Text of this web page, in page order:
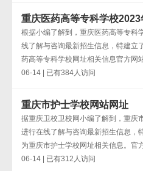
重庆医药高等专科学校
根据小编了解到，重庆医药高等专科
线了解与咨询最新招生信息，特建立
药高等专科学校网址相关信息官方网
06-14 | 已有384人访问
重庆市护士学校网站网址
据重庆卫校卫校网小编了解到，重庆
进行在线了解与咨询最新招生信息，
为重庆市护士学校网址相关信息。官
06-14 | 已有312人访问